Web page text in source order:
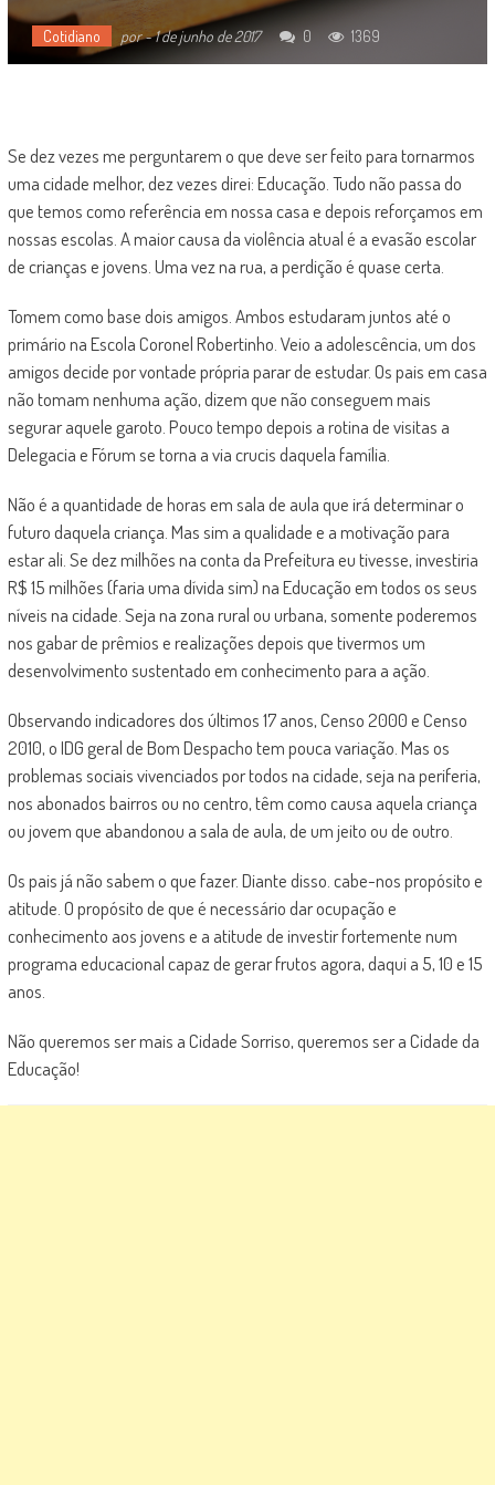
Cotidiano por-1 de junho de 2017 0 1369
Se dez vezes me perguntarem o que deve ser feito para tornarmos
uma cidade melhor, dez vezes direi: Educação. Tudo não passa do
que temos como referência em nossa casa e depois reforçamos em
nossas escolas. A maior causa da violência atual é a evasão escolar
de crianças e jovens. Uma vez na rua, a perdição é quase certa.
Tomem como base dois amigos. Ambos estudaram juntos até o
primário na Escola Coronel Robertinho. Veio a adolescência, um dos
amigos decide por vontade própria parar de estudar. Os pais em casa
não tomam nenhuma ação, dizem que não conseguem mais
segurar aquele garoto. Pouco tempo depois a rotina de visitas a
Delegacia e Fórum se torna a via crucis daquela família.
Não é a quantidade de horas em sala de aula que irá determinar o
futuro daquela criança. Mas sim a qualidade e a motivação para
estar ali. Se dez milhões na conta da Prefeitura eu tivesse, investiria
R$ 15 milhões (faria uma dívida sim) na Educação em todos os seus
níveis na cidade. Seja na zona rural ou urbana, somente poderemos
nos gabar de prêmios e realizações depois que tivermos um
desenvolvimento sustentado em conhecimento para a ação.
Observando indicadores dos últimos 17 anos, Censo 2000 e Censo
2010, o IDG geral de Bom Despacho tem pouca variação. Mas os
problemas sociais vivenciados por todos na cidade, seja na periferia,
nos abonados bairros ou no centro, têm como causa aquela criança
ou jovem que abandonou a sala de aula, de um jeito ou de outro.
Os pais já não sabem o que fazer. Diante disso. cabe-nos propósito e
atitude. O propósito de que é necessário dar ocupação e
conhecimento aos jovens e a atitude de investir fortemente num
programa educacional capaz de gerar frutos agora, daqui a 5, 10 e 15
anos.
Não queremos ser mais a Cidade Sorriso, queremos ser a Cidade da
Educação!